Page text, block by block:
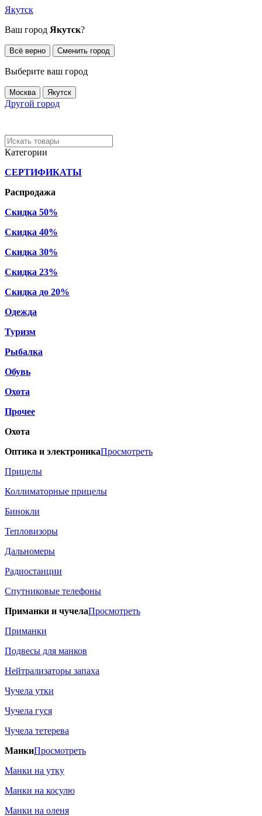
Якутск
Ваш город Якутск?
Всё верно Сменить город
Выберите ваш город
Москва Якутск
Другой город
Категории
СЕРТИФИКАТЫ
Распродажа
Скидка 50%
Скидка 40%
Скидка 30%
Скидка 23%
Скидка до 20%
Одежда
Туризм
Рыбалка
Обувь
Охота
Прочее
Охота
Оптика и электроникаПросмотреть
Прицелы
Коллиматорные прицелы
Бинокли
Тепловизоры
Дальномеры
Радиостанции
Спутниковые телефоны
Приманки и чучелаПросмотреть
Приманки
Подвесы для манков
Нейтрализаторы запаха
Чучела утки
Чучела гуся
Чучела тетерева
МанкиПросмотреть
Манки на утку
Манки на косулю
Манки на оленя